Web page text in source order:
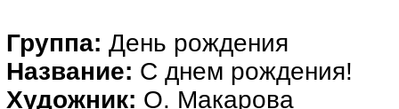
Группа: День рождения
Название: С днем рождения!
Художник: О. Макарова